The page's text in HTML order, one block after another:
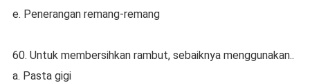
e. Penerangan remang-remang
60. Untuk membersihkan rambut, sebaiknya menggunakan..
a. Pasta gigi